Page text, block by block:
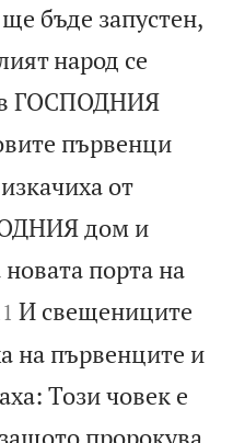
бъде запустен,
народ се
в ГОСПОДНИЯ
първенци
от
дом и
порта на
И свещениците
на първенците и
Този човек е
пророкува